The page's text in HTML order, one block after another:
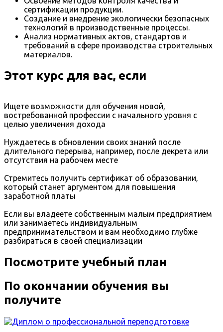
сертификации продукции.
Создание и внедрение экологически безопасных
технологий в производственные процессы.
Анализ нормативных актов, стандартов и
требований в сфере производства строительных
материалов.
Этот курс для вас, если
Ищете возможности для обучения новой,
востребованной профессии с начального уровня с
целью увеличения дохода
Нуждаетесь в обновлении своих знаний после
длительного перерыва, например, после декрета или
отсутствия на рабочем месте
Стремитесь получить сертификат об образовании,
который станет аргументом для повышения
заработной платы
Если вы владеете собственным малым предприятием
или занимаетесь индивидуальным
предпринимательством и вам необходимо глубже
разбираться в своей специализации
Посмотрите учебный план
По окончании обучения вы
получите